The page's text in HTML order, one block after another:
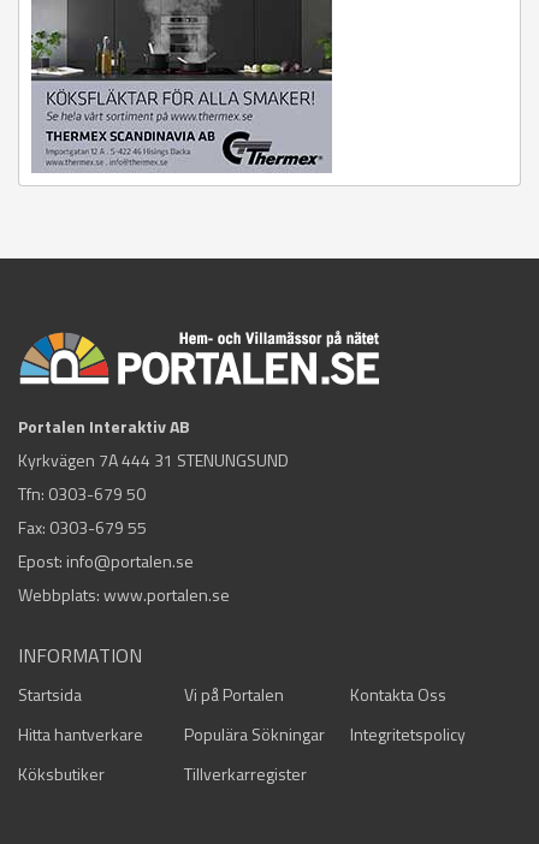
Portalen Interaktiv AB
Kyrkvägen 7A 444 31 STENUNGSUND
Tfn: 0303-679 50
Fax: 0303-679 55
Epost: info@portalen.se
Webbplats: www.portalen.se
INFORMATION
Startsida Vi på Portalen
Kontakta Oss
Hitta hantverkare
Populära Sökningar
Integritetspolicy
Köksbutiker
Tillverkarregister